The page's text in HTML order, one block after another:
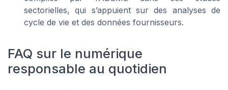
sectorielles, qui s’appuient sur des analyses de
cycle de vie et des données fournisseurs.
FAQ sur le numérique
responsable au quotidien